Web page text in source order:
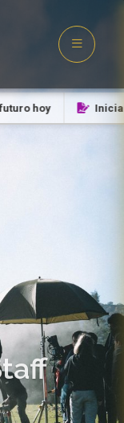
hoy Inicia